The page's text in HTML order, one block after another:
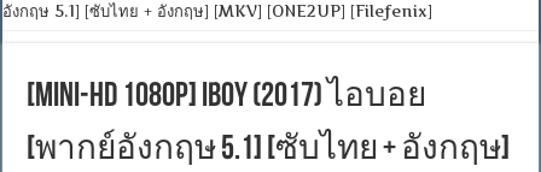
อังกฤษ 5.1] [ซับไทย + อังกฤษ] [MKV] [ONE2UP] [Filefenix]
[MINI-HD 1080P] iBoy (2017) ไอบอย
[พากย์อังกฤษ 5.1] [ซับไทย + อังกฤษ]